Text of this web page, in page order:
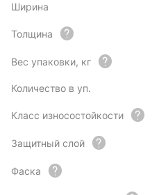
Ширина
Толщина
Вес упаковки, кг
Количество в уп.
Класс износостойкости
Защитный слой
Фаска